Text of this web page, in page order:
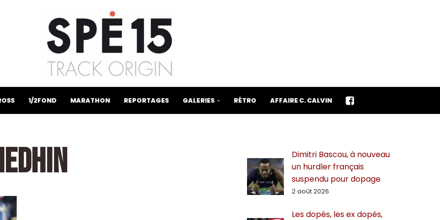
1/2FOND MARATHON REPORTAGES GALERIES RÉTRO AFFAIRE C. CALVIN
Dimitri Bascou, à nouveau
un hurdler français
suspendu pour dopage
2 août 2026
Les dopés, les ex dopés,